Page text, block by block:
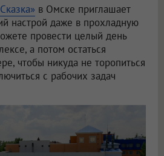
в Омске приглашает
настрой даже в прохладную
провести целый день
а потом остаться
чтобы никуда не торопиться
с рабочих задач